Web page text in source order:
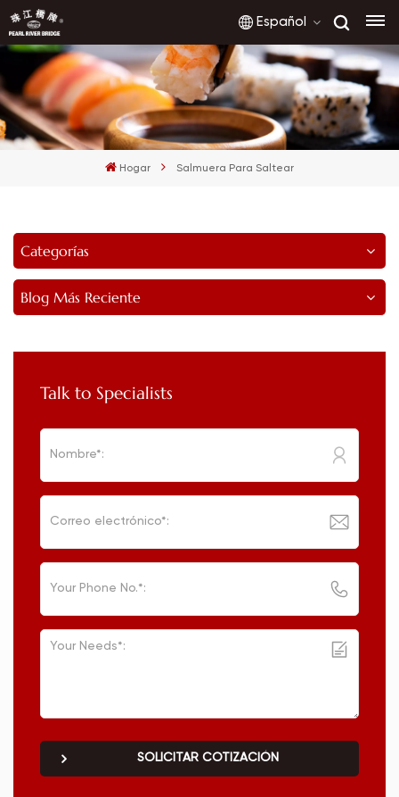
Español
English
français
Hogar Salmuera Para Saltear
Categorías
Blog Más Reciente
Talk to Specialists
SOLICITAR COTIZACIÓN